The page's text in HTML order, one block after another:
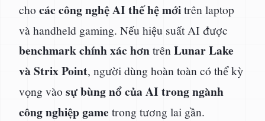
cho các công nghệ AI thế hệ mớitrên laptop
và handheld gaming. Nếu hiệu suất AI được
benchmark chính xác hơntrên Lunar Lake
và Strix Point, người dùng hoàn toàn có thể kỳ
vọng vào sự bùng nổ của AI trong ngành
công nghiệp gametrong tương lai gần.